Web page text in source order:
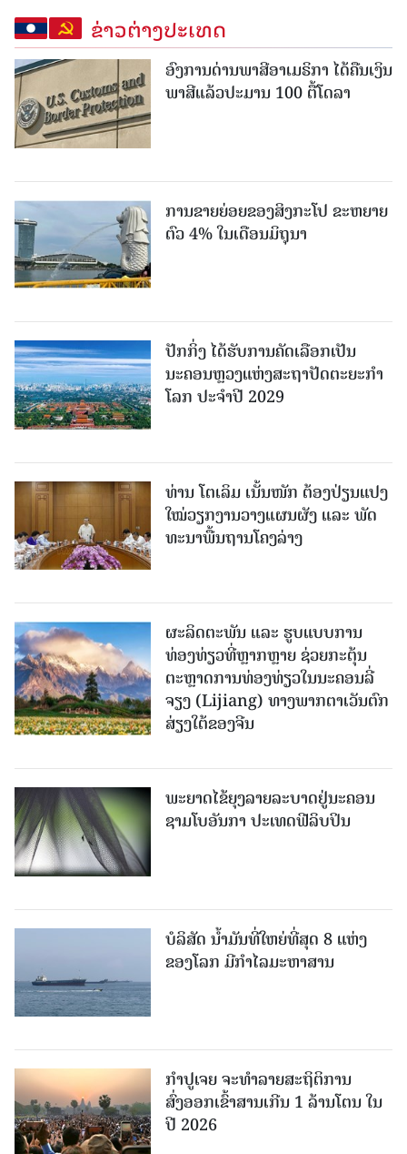
ຂ່າວຕ່າງປະເທດ
ອົງການດ່ານພາສີອາເມຣິກາ ໄດ້ຄືນເງິນ
ພາສີແລ້ວປະມານ 100 ຕື້ໂດລາ
ການຂາຍຍ່ອຍຂອງສິງກະໂປ ຂະຫຍາຍ
ຕົວ 4% ໃນເດືອນມິຖຸນາ
ປັກກິ່ງ ໄດ້ຮັບການຄັດເລືອກເປັນ
ນະຄອນຫຼວງແຫ່ງສະຖາປັດຕະຍະກຳ
ໂລກ ປະຈຳປີ 2029
ທ່ານ ໂຕ​ເລິມ ເນັ້ນໜັກ ຕ້ອງ​ປ່ຽນ​ແປງ​
ໃໝ່​ວຽກ​ງານ​ວາງ​ແຜນ​ຜັງ ແລະ ​ພັດ​
ທະ​ນາ​ພື້ນ​ຖານ​ໂຄງ​ລ່າງ
ຜະລິດຕະພັນ ແລະ ຮູບແບບການ
ທ່ອງທ່ຽວທີ່ຫຼາກຫຼາຍ ຊ່ວຍກະຕຸ້ນ
ຕະຫຼາດການທ່ອງທ່ຽວໃນນະຄອນລີ່
ຈຽງ (Lijiang) ທາງພາກຕາເວັນຕົກ
ສ່ຽງໃຕ້ຂອງຈີນ
ພະຍາດໄຂ້ຍຸງລາຍລະບາດຢູ່ນະຄອນ
ຊາມໂບ​ອັນກາ ປະເທດຟີລິບປິນ
ບໍລິສັດ ນ້ຳມັນທີ່ໃຫຍ່ທີ່ສຸດ 8 ແຫ່ງ
ຂອງໂລກ ມີກຳໄລມະຫາສານ
ກຳປູເຈຍ ຈະທຳລາຍສະຖິຕິການ
ສົ່ງອອກເຂົ້າສານເກີນ 1 ລ້ານໂຕນ ໃນ
ປີ 2026